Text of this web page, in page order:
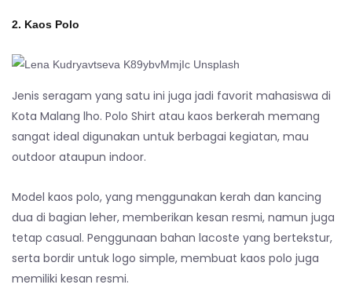
2. Kaos Polo
Jenis seragam yang satu ini juga jadi favorit mahasiswa di
Kota Malang lho. Polo Shirt atau kaos berkerah memang
sangat ideal digunakan untuk berbagai kegiatan, mau
outdoor ataupun indoor.
Model kaos polo, yang menggunakan kerah dan kancing
dua di bagian leher, memberikan kesan resmi, namun juga
tetap casual. Penggunaan bahan lacoste yang bertekstur,
serta bordir untuk logo simple, membuat kaos polo juga
memiliki kesan resmi.